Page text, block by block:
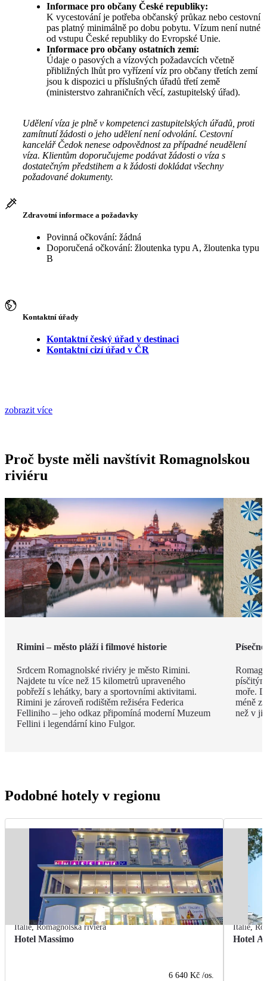
Informace pro občany České republiky:
K vycestování je potřeba občanský průkaz nebo cestovní
pas platný minimálně po dobu pobytu. Vízum není nutné
od vstupu České republiky do Evropské Unie.
Informace pro občany ostatních zemí:
Údaje o pasových a vízových požadavcích včetně
přibližných lhůt pro vyřízení víz pro občany třetích zemí
jsou k dispozici u příslušných úřadů třetí země
(ministerstvo zahraničních věcí, zastupitelský úřad).
Udělení víza je plně v kompetenci zastupitelských úřadů, proti
zamítnutí žádosti o jeho udělení není odvolání. Cestovní
kancelář Čedok nenese odpovědnost za případné neudělení
víza. Klientům doporučujeme podávat žádosti o víza s
dostatečným předstihem a k žádosti dokládat všechny
požadované dokumenty.
Zdravotní informace a požadavky
Povinná očkování: žádná
Doporučená očkování: žloutenka typu A, žloutenka typu
B
Kontaktní úřady
Kontaktní český úřad v destinaci
Kontaktní cizí úřad v ČR
zobrazit více
Proč byste měli navštívit Romagnolskou
riviéru
Rimini – město pláží i filmové historie
Srdcem Romagnolské riviéry je město Rimini.
Najdete tu více než 15 kilometrů upraveného
pobřeží s lehátky, bary a sportovními aktivitami.
Rimini je zároveň rodištěm režiséra Federica
Felliniho – jeho odkaz připomíná moderní Muzeum
Fellini i legendární kino Fulgor.
moře.
méně
než v
Podobné hotely v regionu
Itálie,Romagnolská riviéra
Hotel Massimo
6 640 Kč /os.
Itálie,
Hotel